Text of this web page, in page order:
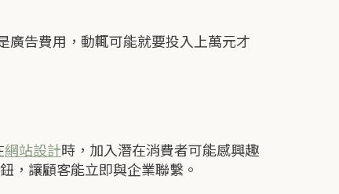
廣告費用，動輒可能就要投入上萬元才
網站設計時，加入潛在消費者可能感興趣
，讓顧客能立即與企業聯繫。